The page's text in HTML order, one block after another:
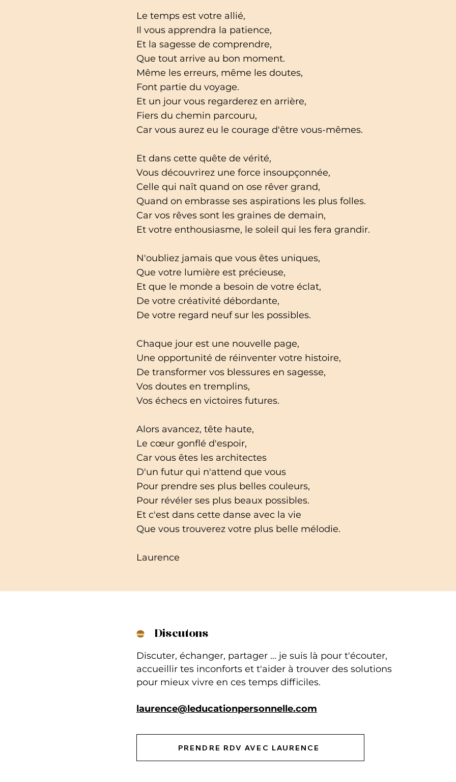
Le temps est votre allié,
Il vous apprendra la patience,
Et la sagesse de comprendre,
Que tout arrive au bon moment.
Même les erreurs, même les doutes,
Font partie du voyage.
Et un jour vous regarderez en arrière,
Fiers du chemin parcouru,
Car vous aurez eu le courage d'être vous-mêmes.
Et dans cette quête de vérité,
Vous découvrirez une force insoupçonnée,
Celle qui naît quand on ose rêver grand,
Quand on embrasse ses aspirations les plus folles.
Car vos rêves sont les graines de demain,
Et votre enthousiasme, le soleil qui les fera grandir.
N'oubliez jamais que vous êtes uniques,
Que votre lumière est précieuse,
Et que le monde a besoin de votre éclat,
De votre créativité débordante,
De votre regard neuf sur les possibles.
Chaque jour est une nouvelle page,
Une opportunité de réinventer votre histoire,
De transformer vos blessures en sagesse,
Vos doutes en tremplins,
Vos échecs en victoires futures.
Alors avancez, tête haute,
Le cœur gonflé d'espoir,
Car vous êtes les architectes
D'un futur qui n'attend que vous
Pour prendre ses plus belles couleurs,
Pour révéler ses plus beaux possibles.
Et c'est dans cette danse avec la vie
Que vous trouverez votre plus belle mélodie.
Laurence
Discutons
Discuter, échanger, partager ... je suis là pour t'écouter,
accueillir tes inconforts et t'aider à trouver des solutions
pour mieux vivre en ces temps difficiles.
laurence@leducationpersonnelle.com
PRENDRE RDV AVEC LAURENCE